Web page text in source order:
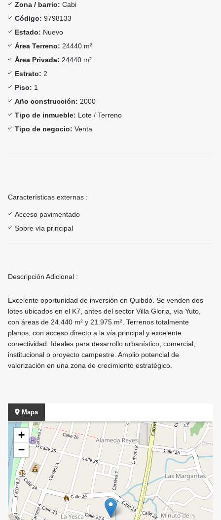
Zona / barrio: Cabi
Código: 9798133
Estado: Nuevo
Área Terreno: 24440 m²
Área Privada: 24440 m²
Estrato: 2
Piso: 1
Año construcción: 2000
Tipo de inmueble: Lote / Terreno
Tipo de negocio: Venta
Características externas :
Acceso pavimentado
Sobre vía principal
Descripción Adicional :
Excelente oportunidad de inversión en Quibdó. Se venden dos
lotes ubicados en el K7, antes del sector Villa Gloria, vía Yuto,
con áreas de 24.440 m² y 21.975 m². Terrenos totalmente
planos, con acceso directo a la vía principal y excelente
conectividad. Ideales para desarrollo urbanístico, comercial,
institucional o proyecto campestre. Amplio potencial de
valorización en una zona de crecimiento estratégico.
Mapa
+
−